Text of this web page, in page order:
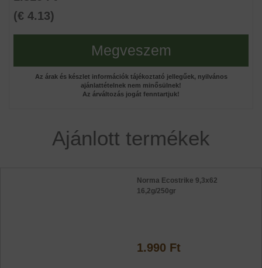
(€ 4.13)
Megveszem
Az árak és készlet információk tájékoztató jellegűek, nyilvános
ajánlattételnek nem minősülnek!
Az árváltozás jogát fenntartjuk!
Ajánlott termékek
Norma Ecostrike 9,3x62
16,2g/250gr
1.990 Ft